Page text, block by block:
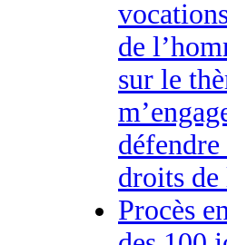
de
sur le
défendre
droits de
Procès